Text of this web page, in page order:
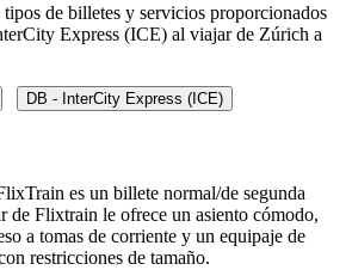
de billetes y servicios proporcionados
Express (ICE) al viajar de Zúrich a
DB - InterCity Express (ICE)
es un billete normal/de segunda
de Flixtrain le ofrece un asiento cómodo,
a tomas de corriente y un equipaje de
restricciones de tamaño.